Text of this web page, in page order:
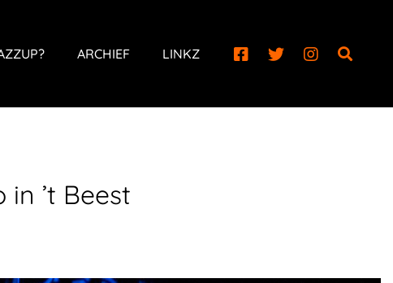
ARCHIEF LINKZ
’t Beest